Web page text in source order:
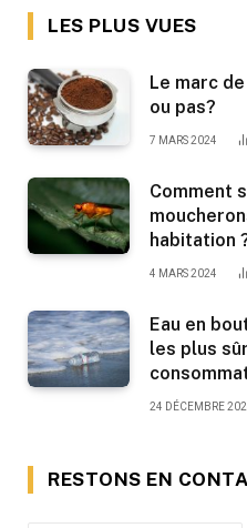
LES PLUS VUES
Le marc
ou pas?
7 MARS 2024
Comment
habitation
4 MARS 2024
Eau en
les plus
24 DÉCEMBRE
RESTONS EN